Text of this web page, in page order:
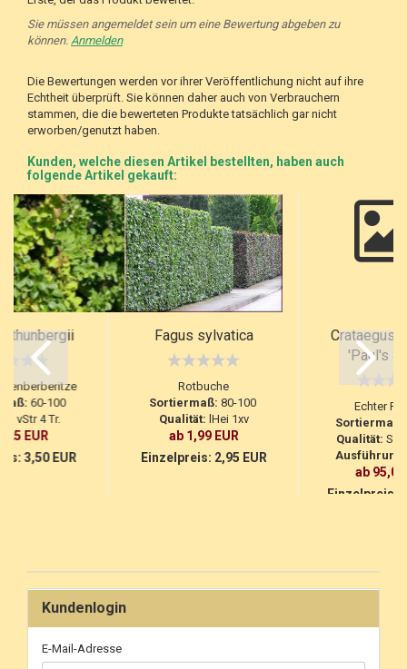
Sie müssen angemeldet sein um eine Bewertung abgeben zu
können. Anmelden
Die Bewertungen werden vor ihrer Veröffentlichung nicht auf ihre
Echtheit überprüft. Sie können daher auch von Verbrauchern
stammen, die die bewerteten Produkte tatsächlich gar nicht
erworben/genutzt haben.
Kunden, welche diesen Artikel bestellten, haben auch
folgende Artikel gekauft:
thunbergii
60-100
vStr 4 Tr.
EUR
3,50 EUR
Fagus sylvatica
Rotbuche
Sortiermaß: 80-100
Qualität: lHei 1xv
ab 1,99 EUR
Einzelpreis: 2,95 EUR
Crataegus
'Paul's
Echter
Sortiermaß:
Qualität: Sol
Ausführung:
ab 95,00
Einzelpreis:
Kundenlogin
E-Mail-Adresse